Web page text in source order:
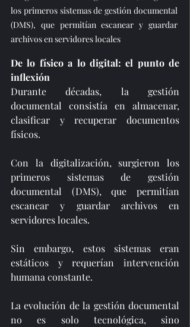
los primeros sistemas de gestión documental
(DMS), que permitían escanear y guardar
archivos en servidores locales
De lo físico a lo digital: el punto de
inflexión
Durante décadas, la gestión
documental consistía en almacenar,
clasificar y recuperar documentos
físicos.
Con la digitalización, surgieron los
primeros sistemas de gestión
documental (DMS), que permitían
escanear y guardar archivos en
servidores locales.
Sin embargo, estos sistemas eran
estáticos y requerían intervención
humana constante.
La evolución de la gestión documental
no es solo tecnológica, sino